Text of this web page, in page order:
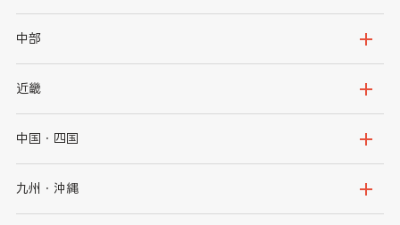
岩手県
秋田県
茨城県
群馬県
千葉県
神奈川県
中部
新潟県
石川県
山梨県
近畿
大阪府
京都府
中国・四国
鳥取県
九州・沖縄